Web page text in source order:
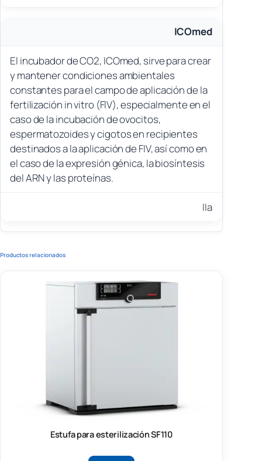
ICOmed
El incubador de CO2, ICOmed, sirve para crear
y mantener condiciones ambientales
constantes para el campo de aplicación de la
fertilización in vitro (FIV), especialmente en el
caso de la incubación de ovocitos,
espermatozoides y cigotos en recipientes
destinados a la aplicación de FIV, así como en
el caso de la expresión génica, la biosíntesis
del ARN y las proteínas.
IIa
Productos relacionados
Estufa para esterilización SF110